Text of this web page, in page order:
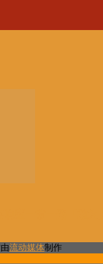
流动媒体制作